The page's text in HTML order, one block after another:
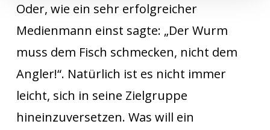
Oder, wie ein sehr erfolgreicher
Medienmann einst sagte: „Der Wurm
muss dem Fisch schmecken, nicht dem
Angler!“. Natürlich ist es nicht immer
leicht, sich in seine Zielgruppe
hineinzuversetzen. Was will ein